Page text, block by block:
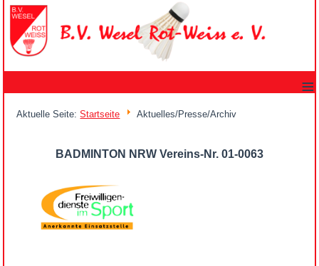
≡
Aktuelle Seite:Startseite Aktuelles/Presse/Archiv
BADMINTON NRW Vereins-Nr. 01-0063